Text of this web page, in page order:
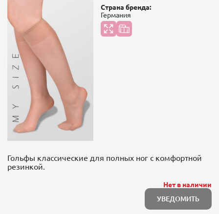
Страна бренда:
Германия
Гольфы классические для полных ног с комфортной
резинкой.
Нет в наличии
УВЕДОМИТЬ